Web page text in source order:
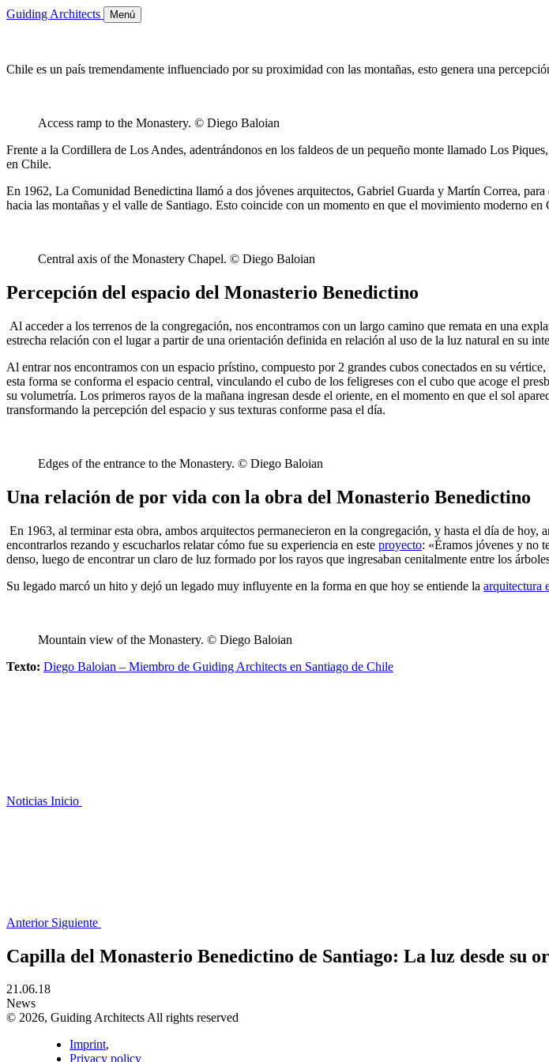
Guiding Architects Menú
Chile es un país tremendamente influenciado por su proximidad con las montañas, esto genera una
Access ramp to the Monastery. © Diego Baloian
Frente a la Cordillera de Los Andes, adentrándonos en los faldeos de un pequeño monte llamado Los
en Chile.
En 1962, La Comunidad Benedictina llamó a dos jóvenes arquitectos, Gabriel Guarda y Martín Correa,
hacia las montañas y el valle de Santiago. Esto coincide con un momento en que el movimiento moderno
Central axis of the Monastery Chapel. © Diego Baloian
Percepción del espacio del Monasterio Benedictino
Al acceder a los terrenos de la congregación, nos encontramos con un largo camino que remata en una
estrecha relación con el lugar a partir de una orientación definida en relación al uso de la luz natural en su
Al entrar nos encontramos con un espacio prístino, compuesto por 2 grandes cubos conectados en su
esta forma se conforma el espacio central, vinculando el cubo de los feligreses con el cubo que acoge el
su volumetría. Los primeros rayos de la mañana ingresan desde el oriente, en el momento en que el sol
transformando la percepción del espacio y sus texturas conforme pasa el día.
Edges of the entrance to the Monastery. © Diego Baloian
Una relación de por vida con la obra del Monasterio Benedictino
En 1963, al terminar esta obra, ambos arquitectos permanecieron en la congregación, y hasta el día de
encontrarlos rezando y escucharlos relatar cómo fue su experiencia en este proyecto: «Éramos jóvenes y no
denso, luego de encontrar un claro de luz formado por los rayos que ingresaban cenitalmente entre los
Su legado marcó un hito y dejó un legado muy influyente en la forma en que hoy se entiende la arquitectura
Mountain view of the Monastery. © Diego Baloian
Texto: Diego Baloian – Miembro de Guiding Architects en Santiago de Chile
Noticias Inicio
Anterior Siguiente
Capilla del Monasterio Benedictino de Santiago: La luz desde su
21.06.18
News
© 2026, Guiding Architects All rights reserved
Imprint,
Privacy policy